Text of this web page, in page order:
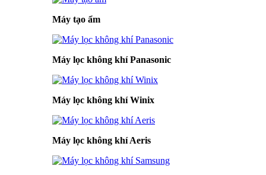
Máy tạo ẩm
Máy lọc không khí Panasonic
Máy lọc không khí Winix
Máy lọc không khí Aeris